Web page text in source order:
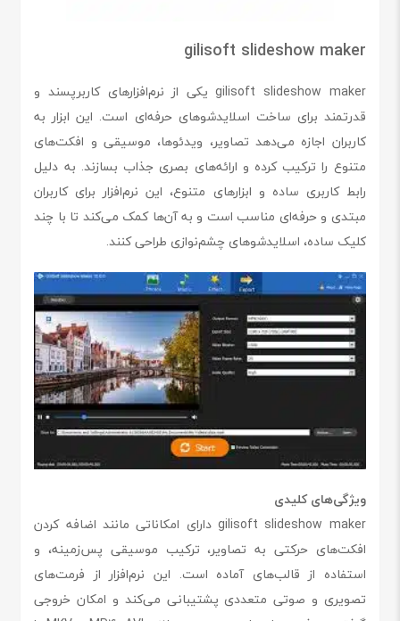
gilisoft slideshow maker
gilisoft slideshow maker یکی از نرم‌افزارهای کاربرپسند و
قدرتمند برای ساخت اسلایدشوهای حرفه‌ای است. این ابزار به
کاربران اجازه می‌دهد تصاویر، ویدئوها، موسیقی و افکت‌های
متنوع را ترکیب کرده و ارائه‌های بصری جذاب بسازند. به دلیل
رابط کاربری ساده و ابزارهای متنوع، این نرم‌افزار برای کاربران
مبتدی و حرفه‌ای مناسب است و به آن‌ها کمک می‌کند تا با چند
کلیک ساده، اسلایدشوهای چشم‌نوازی طراحی کنند.
ویژگی‌های کلیدی
gilisoft slideshow maker دارای امکاناتی مانند اضافه کردن
افکت‌های حرکتی به تصاویر، ترکیب موسیقی پس‌زمینه، و
استفاده از قالب‌های آماده است. این نرم‌افزار از فرمت‌های
تصویری و صوتی متعددی پشتیبانی می‌کند و امکان خروجی